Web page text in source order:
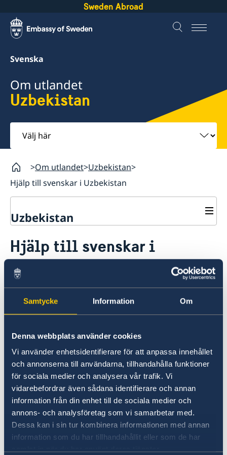
Samtycke Information Om
Denna webbplats använder cookies
Vi använder enhetsidentifierare för att anpassa innehållet
och annonserna till användarna, tillhandahålla funktioner
för sociala medier och analysera vår trafik. Vi
vidarebefordrar även sådana identifierare och annan
information från din enhet till de sociala medier och
annons- och analysföretag som vi samarbetar med.
Dessa kan i sin tur kombinera informationen med annan
information som du har tillhandahållit eller som de har
Sweden Abroad
Svenska
Om utlandet
Uzbekistan
Välj
här
Om utlandet Uzbekistan
Hjälp till svenskar i Uzbekistan
Uzbekistan
Hjälp till svenskar i Uzbekistan
Rösta i Uzbekistan
Pass utomlands
Förlust av pass
Förnyelse av pass för vuxna
Provisoriskt pass
Hjälp kring medborgarskap
Gifta sig utomlands
Legaliseringar
Ambassadens reseinformation
Aktuella händelser
Allmänna säkerhetsläget
Naturförhållanden och katastrofer
In- och utresebestämmelser
Dubbla medborgarskap
Hälso- och sjukvård
Lokala lagar och sedvänjor
Kriminalitet och personlig säkerhet
Trafiksäkerhet
Inför resan
Pass och ID-kort
Om olyckan är framme
Hjälp till svenskar i
Uzbekistan
Uzbekistan. Svenskar i behov av hjälp
konsulat i regionen alternativt
ambassaden i Moskva.
Svenska ambassaden i moskva
Generella frågor om hjälp
utomlands
Frågor och svar om hjälp
utomlands - på regeringen.se